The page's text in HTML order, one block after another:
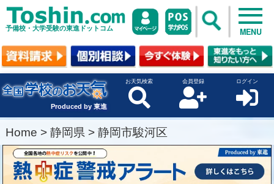
予備校・大学受験の東進ドットコム MENU
Produced by 東進
お天気検索 会員登録 ログイン
Home > 静岡県 > 静岡市駿河区